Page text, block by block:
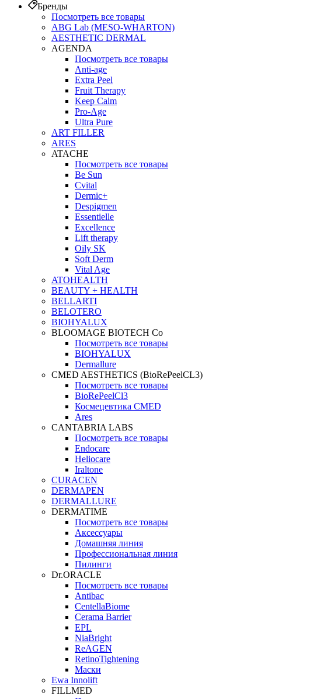
Бренды
Посмотреть все товары
ABG Lab (MESO-WHARTON)
AESTHETIC DERMAL
AGENDA
Посмотреть все товары
Anti-age
Extra Peel
Fruit Therapy
Keep Calm
Pro‑Age
Ultra Pure
ART FILLER
ARES
ATACHE
Посмотреть все товары
Be Sun
Cvital
Dermic+
Despigmen
Essentielle
Excellence
Lift therapy
Oily SK
Soft Derm
Vital Age
ATOHEALTH
BEAUTY + HEALTH
BELLARTI
BELOTERO
BIOHYALUX
BLOOMAGE BIOTECH Co
Посмотреть все товары
BIOHYALUX
Dermallure
CMED AESTHETICS (BioRePeelCL3)
Посмотреть все товары
BioRePeelCl3
Космецевтика CMED
Ares
CANTABRIA LABS
Посмотреть все товары
Endocare
Heliocare
Iraltone
CURACEN
DERMAPEN
DERMALLURE
DERMATIME
Посмотреть все товары
Аксессуары
Домашняя линия
Профессиональная линия
Пилинги
Dr.ORACLE
Посмотреть все товары
Antibac
CentellaBiome
Cerama Barrier
EPL
NiaBright
ReAGEN
RetinoTightening
Маски
Ewa Innolift
FILLMED